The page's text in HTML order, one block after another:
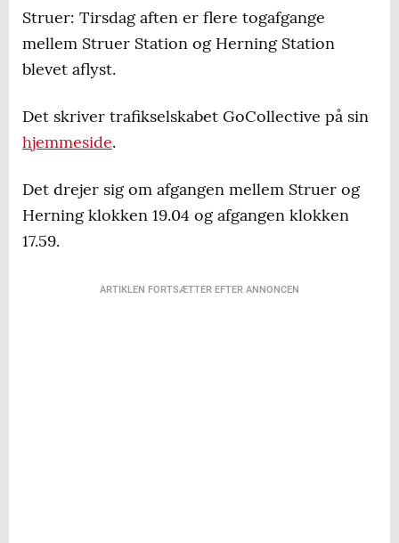
Struer: Tirsdag aften er flere togafgange
mellem Struer Station og Herning Station
blevet aflyst.
Det skriver trafikselskabet GoCollective på sin
hjemmeside.
Det drejer sig om afgangen mellem Struer og
Herning klokken 19.04 og afgangen klokken
17.59.
ARTIKLEN FORTSÆTTER EFTER ANNONCEN